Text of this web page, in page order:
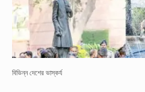
বিভিন্ন দেশের ভাস্কর্য